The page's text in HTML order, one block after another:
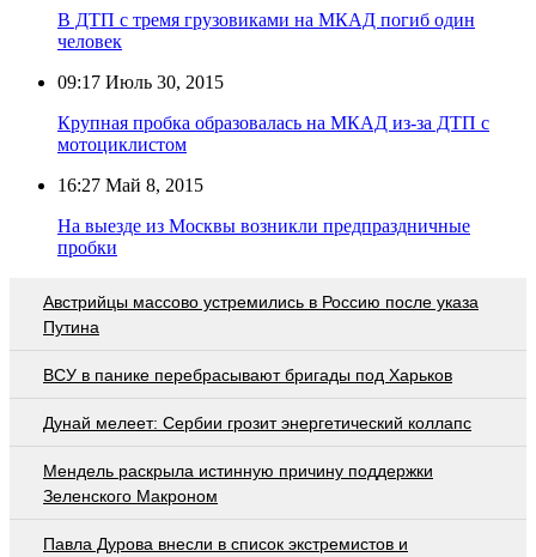
В ДТП с тремя грузовиками на МКАД погиб один
человек
09:17 Июль 30, 2015
Крупная пробка образовалась на МКАД из-за ДТП с
мотоциклистом
16:27 Май 8, 2015
На выезде из Москвы возникли предпраздничные
пробки
Австрийцы массово устремились в Россию после указа
Путина
ВСУ в панике перебрасывают бригады под Харьков
Дунай мелеет: Сербии грозит энергетический коллапс
Мендель раскрыла истинную причину поддержки
Зеленского Макроном
Павла Дурова внесли в список экстремистов и